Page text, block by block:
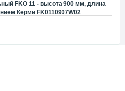
FKO 11 - высота 900 мм, длина
Керми FK0110907W02